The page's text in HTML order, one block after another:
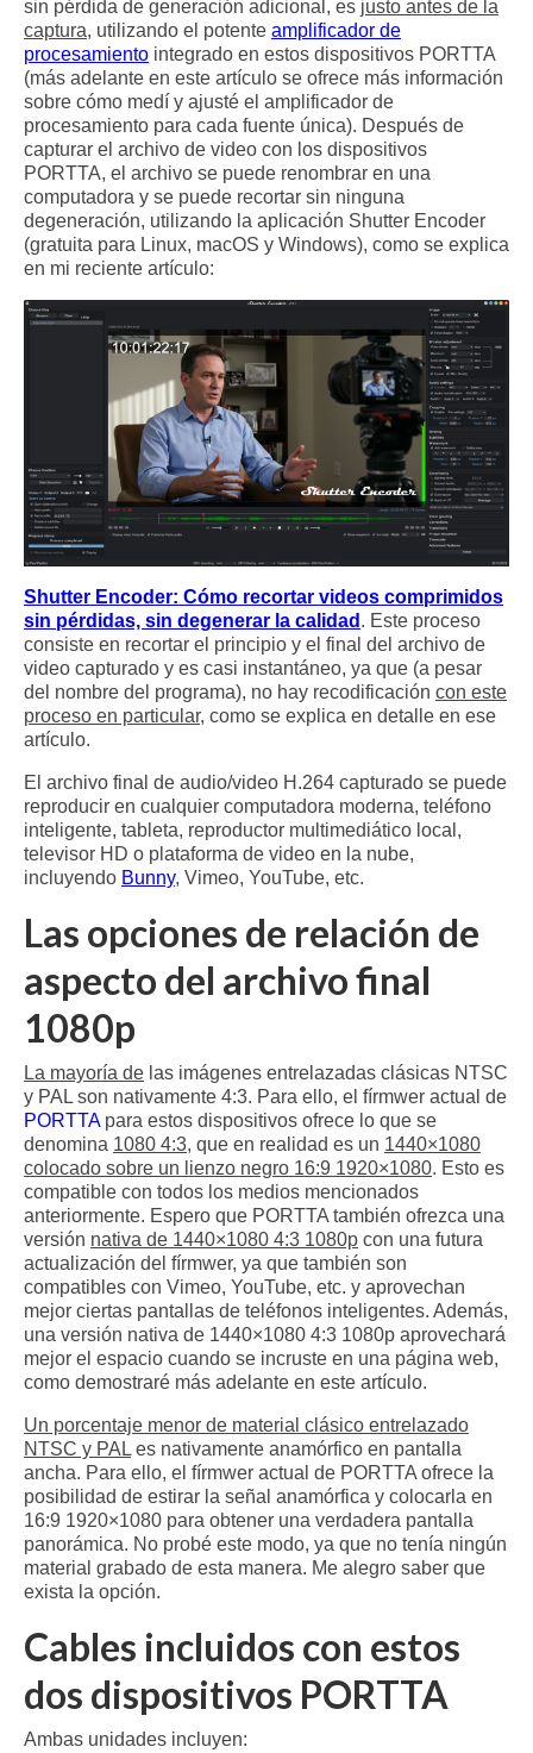
sin pérdida de generación adicional, es justo antes de la
captura, utilizando el potente amplificador de
procesamiento integrado en estos dispositivos PORTTA
(más adelante en este artículo se ofrece más información
sobre cómo medí y ajusté el amplificador de
procesamiento para cada fuente única). Después de
capturar el archivo de video con los dispositivos
PORTTA, el archivo se puede renombrar en una
computadora y se puede recortar sin ninguna
degeneración, utilizando la aplicación Shutter Encoder
(gratuita para Linux, macOS y Windows), como se explica
en mi reciente artículo:
Shutter Encoder: Cómo recortar videos comprimidos
sin pérdidas, sin degenerar la calidad . Este proceso
consiste en recortar el principio y el final del archivo de
video capturado y es casi instantáneo, ya que (a pesar
del nombre del programa), no hay recodificación con este
proceso en particular, como se explica en detalle en ese
artículo.
El archivo final de audio/video H.264 capturado se puede
reproducir en cualquier computadora moderna, teléfono
inteligente, tableta, reproductor multimediático local,
televisor HD o plataforma de video en la nube,
incluyendo Bunny, Vimeo, YouTube, etc.
Las opciones de relación de
aspecto del archivo final
1080p
La mayoría de las imágenes entrelazadas clásicas NTSC
y PAL son nativamente 4:3. Para ello, el fírmwer actual de
PORTTApara estos dispositivos ofrece lo que se
denomina 1080 4:3, que en realidad es un 1440×1080
colocado sobre un lienzo negro 16:9 1920×1080. Esto es
compatible con todos los medios mencionados
anteriormente. Espero que PORTTA también ofrezca una
versión nativa de 1440×1080 4:3 1080p con una futura
actualización del fírmwer, ya que también son
compatibles con Vimeo, YouTube, etc. y aprovechan
mejor ciertas pantallas de teléfonos inteligentes. Además,
una versión nativa de 1440×1080 4:3 1080p aprovechará
mejor el espacio cuando se incruste en una página web,
como demostraré más adelante en este artículo.
Un porcentaje menor de material clásico entrelazado
NTSC y PAL es nativamente anamórfico en pantalla
ancha. Para ello, el fírmwer actual de PORTTA ofrece la
posibilidad de estirar la señal anamórfica y colocarla en
16:9 1920×1080 para obtener una verdadera pantalla
panorámica. No probé este modo, ya que no tenía ningún
material grabado de esta manera. Me alegro saber que
exista la opción.
Cables incluidos con estos
dos dispositivos PORTTA
Ambas unidades incluyen: